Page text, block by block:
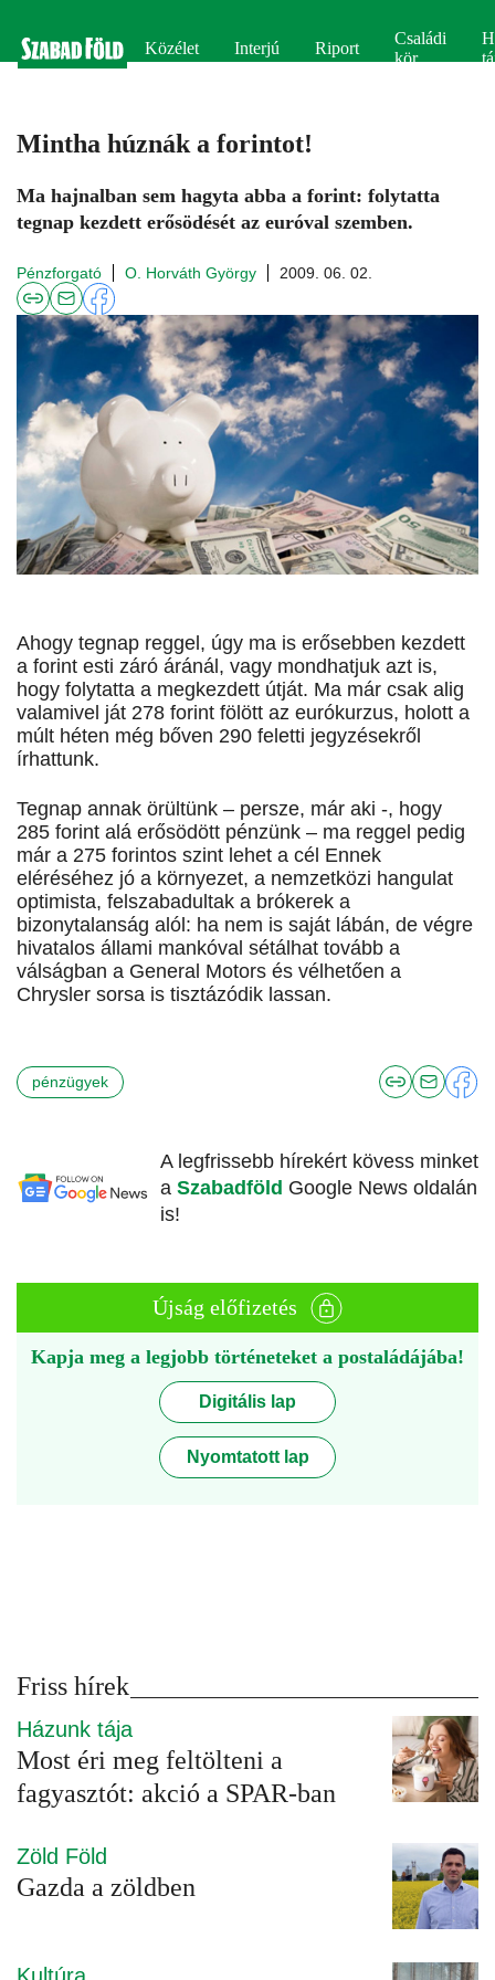
Közélet Interjú Riport
Családi
kör
Mintha húznák a forintot!
Ma hajnalban sem hagyta abba a forint: folytatta
tegnap kezdett erősödését az euróval szemben.
Pénzforgató O. Horváth György 2009. 06. 02.
Ahogy tegnap reggel, úgy ma is erősebben kezdett
a forint esti záró áránál, vagy mondhatjuk azt is,
hogy folytatta a megkezdett útját. Ma már csak alig
valamivel ját 278 forint fölött az eurókurzus, holott a
múlt héten még bőven 290 feletti jegyzésekről
írhattunk.
Tegnap annak örültünk – persze, már aki -, hogy
285 forint alá erősödött pénzünk – ma reggel pedig
már a 275 forintos szint lehet a cél Ennek
eléréséhez jó a környezet, a nemzetközi hangulat
optimista, felszabadultak a brókerek a
bizonytalanság alól: ha nem is saját lábán, de végre
hivatalos állami mankóval sétálhat tovább a
válságban a General Motors és vélhetően a
Chrysler sorsa is tisztázódik lassan.
pénzügyek
A legfrissebb hírekért kövess minket
a Szabadföld Google News oldalán
is!
Újság előfizetés
Kapja meg a legjobb történeteket a postaládájába!
Digitális lap
Nyomtatott lap
Friss hírek
Házunk tája
Most éri meg feltölteni a
fagyasztót: akció a SPAR-ban
Zöld Föld
Gazda a zöldben